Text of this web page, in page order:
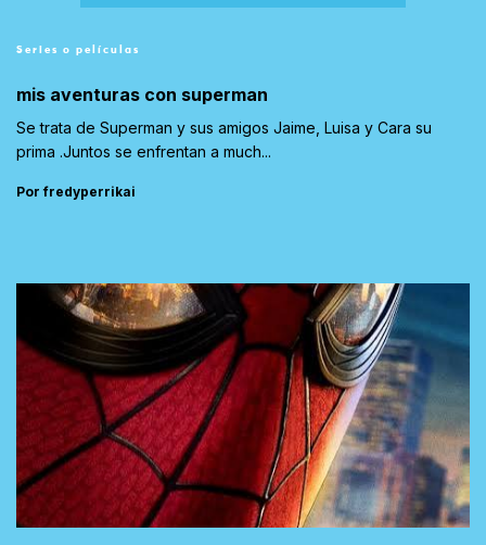
Series o películas
mis aventuras con superman
Se trata de Superman y sus amigos Jaime, Luisa y Cara su
prima .Juntos se enfrentan a much...
Por fredyperrikai